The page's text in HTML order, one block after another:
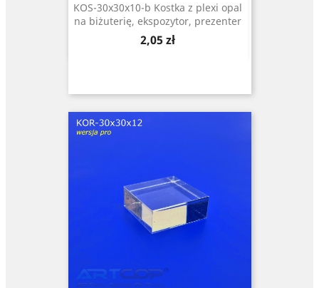
KOS-30x30x10-b Kostka z plexi opal
na biżuterię, ekspozytor, prezenter
Cena
2,05 zł